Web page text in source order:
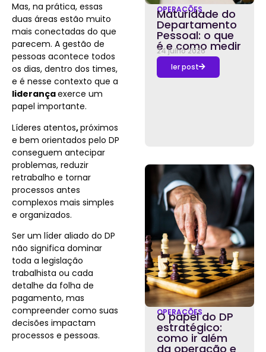
Mas, na prática, essas
duas áreas estão muito
mais conectadas do que
parecem. A gestão de
pessoas acontece todos
os dias, dentro dos times,
e é nesse contexto que a
liderançaexerce um
papel importante.
Líderes atentos,próximos
e bem orientados pelo DP
conseguem antecipar
problemas, reduzir
retrabalho e tornar
processos antes
complexos mais simples
e organizados.
Ser um líder aliado do DP
não significa dominar
toda a legislação
trabalhista ou cada
detalhe da folha de
pagamento, mas
compreender como suas
decisões impactam
processos e pessoas.
OPERAÇÕES
Maturidade do
Departamento
Pessoal: o que
é e como medir
24 julho 2026
ler post
OPERAÇÕES
O papel do DP
estratégico:
como ir além
da operação e